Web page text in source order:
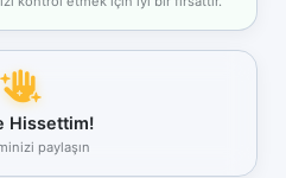
Hissettim!
paylaşın